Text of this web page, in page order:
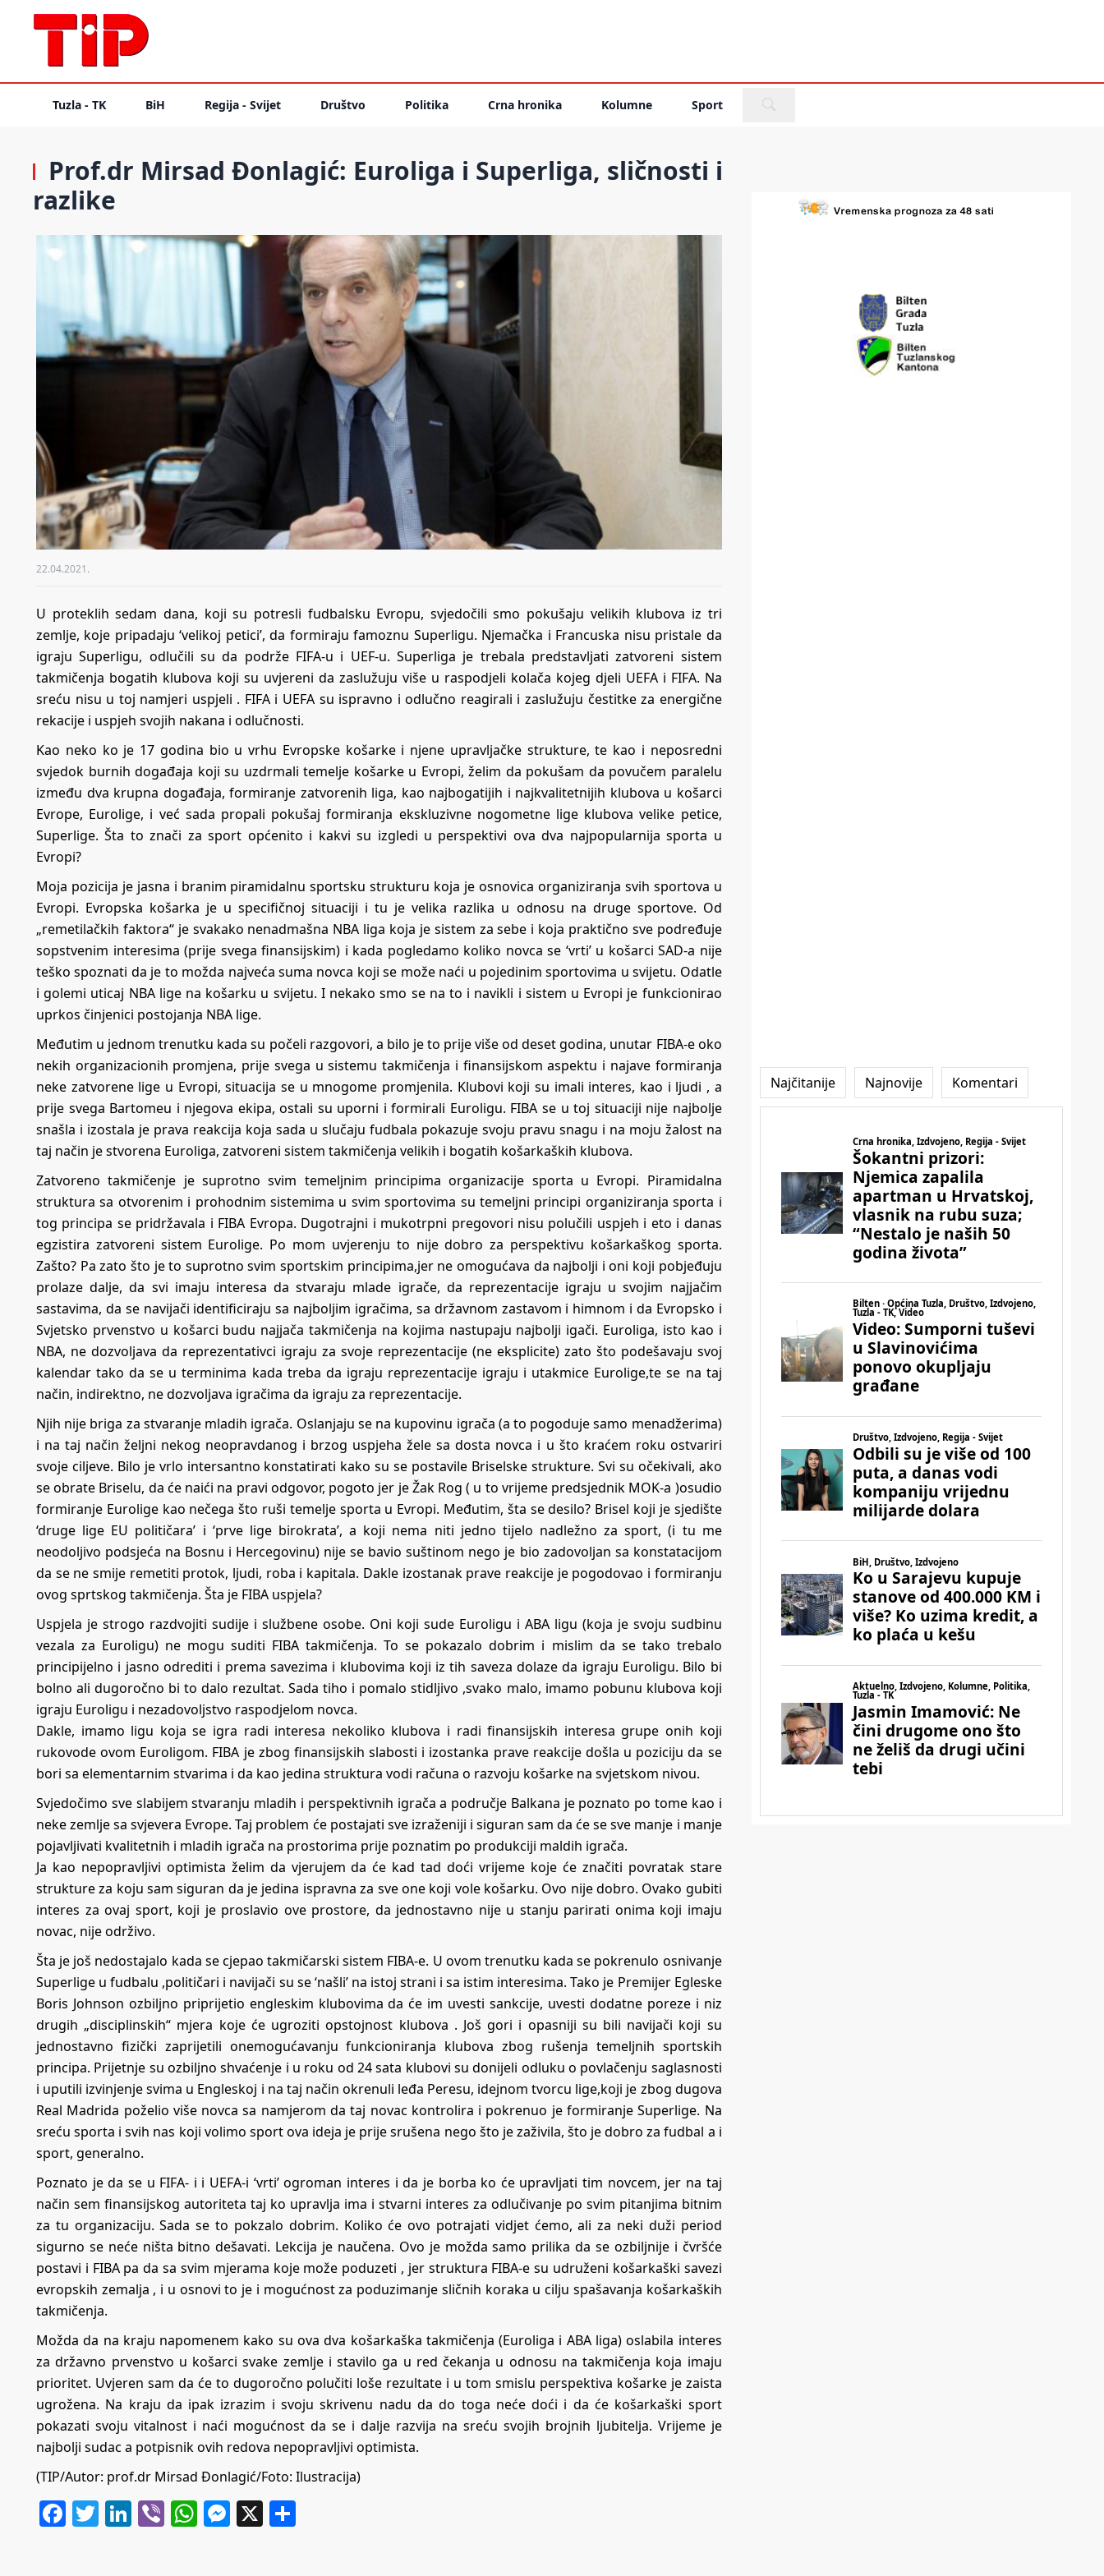
Tuzla - TK BiH Regija - Svijet Društvo Politika Crna hronika Kolumne Sport
Prof.dr Mirsad Đonlagić: Euroliga i Superliga, sličnosti i
razlike
22.04.2021.
U proteklih sedam dana, koji su potresli fudbalsku Evropu, svjedočili smo pokušaju velikih klubova iz tri
zemlje, koje pripadaju ‘velikoj petici’, da formiraju famoznu Superligu. Njemačka i Francuska nisu pristale da
igraju Superligu, odlučili su da podrže FIFA-u i UEF-u. Superliga je trebala predstavljati zatvoreni sistem
takmičenja bogatih klubova koji su uvjereni da zaslužuju više u raspodjeli kolača kojeg djeli UEFA i FIFA. Na
sreću nisu u toj namjeri uspjeli . FIFA i UEFA su ispravno i odlučno reagirali i zaslužuju čestitke za energične
rekacije i uspjeh svojih nakana i odlučnosti.
Kao neko ko je 17 godina bio u vrhu Evropske košarke i njene upravljačke strukture, te kao i neposredni
svjedok burnih događaja koji su uzdrmali temelje košarke u Evropi, želim da pokušam da povučem paralelu
između dva krupna događaja, formiranje zatvorenih liga, kao najbogatijih i najkvalitetnijih klubova u košarci
Evrope, Eurolige, i već sada propali pokušaj formiranja ekskluzivne nogometne lige klubova velike petice,
Superlige. Šta to znači za sport općenito i kakvi su izgledi u perspektivi ova dva najpopularnija sporta u
Evropi?
Moja pozicija je jasna i branim piramidalnu sportsku strukturu koja je osnovica organiziranja svih sportova u
Evropi. Evropska košarka je u specifičnoj situaciji i tu je velika razlika u odnosu na druge sportove. Od
„remetilačkih faktora“ je svakako nenadmašna NBA liga koja je sistem za sebe i koja praktično sve podređuje
sopstvenim interesima (prije svega finansijskim) i kada pogledamo koliko novca se ‘vrti’ u košarci SAD-a nije
teško spoznati da je to možda najveća suma novca koji se može naći u pojedinim sportovima u svijetu. Odatle
i golemi uticaj NBA lige na košarku u svijetu. I nekako smo se na to i navikli i sistem u Evropi je funkcionirao
uprkos činjenici postojanja NBA lige.
Međutim u jednom trenutku kada su počeli razgovori, a bilo je to prije više od deset godina, unutar FIBA-e oko
nekih organizacionih promjena, prije svega u sistemu takmičenja i finansijskom aspektu i najave formiranja
neke zatvorene lige u Evropi, situacija se u mnogome promjenila. Klubovi koji su imali interes, kao i ljudi , a
prije svega Bartomeu i njegova ekipa, ostali su uporni i formirali Euroligu. FIBA se u toj situaciji nije najbolje
snašla i izostala je prava reakcija koja sada u slučaju fudbala pokazuje svoju pravu snagu i na moju žalost na
taj način je stvorena Euroliga, zatvoreni sistem takmičenja velikih i bogatih košarkaških klubova.
Zatvoreno takmičenje je suprotno svim temeljnim principima organizacije sporta u Evropi. Piramidalna
struktura sa otvorenim i prohodnim sistemima u svim sportovima su temeljni principi organiziranja sporta i
tog principa se pridržavala i FIBA Evropa. Dugotrajni i mukotrpni pregovori nisu polučili uspjeh i eto i danas
egzistira zatvoreni sistem Eurolige. Po mom uvjerenju to nije dobro za perspektivu košarkaškog sporta.
Zašto? Pa zato što je to suprotno svim sportskim principima,jer ne omogućava da najbolji i oni koji pobjeđuju
prolaze dalje, da svi imaju interesa da stvaraju mlade igrače, da reprezentacije igraju u svojim najjačim
sastavima, da se navijači identificiraju sa najboljim igračima, sa državnom zastavom i himnom i da Evropsko i
Svjetsko prvenstvo u košarci budu najjača takmičenja na kojima nastupaju najbolji igači. Euroliga, isto kao i
NBA, ne dozvoljava da reprezentativci igraju za svoje reprezentacije (ne eksplicite) zato što podešavaju svoj
kalendar tako da se u terminima kada treba da igraju reprezentacije igraju i utakmice Eurolige,te se na taj
način, indirektno, ne dozvoljava igračima da igraju za reprezentacije.
Njih nije briga za stvaranje mladih igrača. Oslanjaju se na kupovinu igrača (a to pogoduje samo menadžerima)
i na taj način željni nekog neopravdanog i brzog uspjeha žele sa dosta novca i u što kraćem roku ostvariri
svoje ciljeve. Bilo je vrlo intersantno konstatirati kako su se postavile Briselske strukture. Svi su očekivali, ako
se obrate Briselu, da će naići na pravi odgovor, pogoto jer je Žak Rog ( u to vrijeme predsjednik MOK-a )osudio
formiranje Eurolige kao nečega što ruši temelje sporta u Evropi. Međutim, šta se desilo? Brisel koji je sjedište
‘druge lige EU političara’ i ‘prve lige birokrata’, a koji nema niti jedno tijelo nadležno za sport, (i tu me
neodoljivo podsjeća na Bosnu i Hercegovinu) nije se bavio suštinom nego je bio zadovoljan sa konstatacijom
da se ne smije remetiti protok, ljudi, roba i kapitala. Dakle izostanak prave reakcije je pogodovao i formiranju
ovog sprtskog takmičenja. Šta je FIBA uspjela?
Uspjela je strogo razdvojiti sudije i službene osobe. Oni koji sude Euroligu i ABA ligu (koja je svoju sudbinu
vezala za Euroligu) ne mogu suditi FIBA takmičenja. To se pokazalo dobrim i mislim da se tako trebalo
principijelno i jasno odrediti i prema savezima i klubovima koji iz tih saveza dolaze da igraju Euroligu. Bilo bi
bolno ali dugoročno bi to dalo rezultat. Sada tiho i pomalo stidljivo ,svako malo, imamo pobunu klubova koji
igraju Euroligu i nezadovoljstvo raspodjelom novca.
Dakle, imamo ligu koja se igra radi interesa nekoliko klubova i radi finansijskih interesa grupe onih koji
rukovode ovom Euroligom. FIBA je zbog finansijskih slabosti i izostanka prave reakcije došla u poziciju da se
bori sa elementarnim stvarima i da kao jedina struktura vodi računa o razvoju košarke na svjetskom nivou.
Svjedočimo sve slabijem stvaranju mladih i perspektivnih igrača a područje Balkana je poznato po tome kao i
neke zemlje sa svjevera Evrope. Taj problem će postajati sve izraženiji i siguran sam da će se sve manje i manje
pojavljivati kvalitetnih i mladih igrača na prostorima prije poznatim po produkciji maldih igrača.
Ja kao nepopravljivi optimista želim da vjerujem da će kad tad doći vrijeme koje će značiti povratak stare
strukture za koju sam siguran da je jedina ispravna za sve one koji vole košarku. Ovo nije dobro. Ovako gubiti
interes za ovaj sport, koji je proslavio ove prostore, da jednostavno nije u stanju parirati onima koji imaju
novac, nije održivo.
Šta je još nedostajalo kada se cjepao takmičarski sistem FIBA-e. U ovom trenutku kada se pokrenulo osnivanje
Superlige u fudbalu ,političari i navijači su se ‘našli’ na istoj strani i sa istim interesima. Tako je Premijer Egleske
Boris Johnson ozbiljno priprijetio engleskim klubovima da će im uvesti sankcije, uvesti dodatne poreze i niz
drugih „disciplinskih“ mjera koje će ugroziti opstojnost klubova . Još gori i opasniji su bili navijači koji su
jednostavno fizički zaprijetili onemogućavanju funkcioniranja klubova zbog rušenja temeljnih sportskih
principa. Prijetnje su ozbiljno shvaćenje i u roku od 24 sata klubovi su donijeli odluku o povlačenju saglasnosti
i uputili izvinjenje svima u Engleskoj i na taj način okrenuli leđa Peresu, idejnom tvorcu lige,koji je zbog dugova
Real Madrida poželio više novca sa namjerom da taj novac kontrolira i pokrenuo je formiranje Superlige. Na
sreću sporta i svih nas koji volimo sport ova ideja je prije srušena nego što je zaživila, što je dobro za fudbal a i
sport, generalno.
Poznato je da se u FIFA- i i UEFA-i ‘vrti’ ogroman interes i da je borba ko će upravljati tim novcem, jer na taj
način sem finansijskog autoriteta taj ko upravlja ima i stvarni interes za odlučivanje po svim pitanjima bitnim
za tu organizaciju. Sada se to pokzalo dobrim. Koliko će ovo potrajati vidjet ćemo, ali za neki duži period
sigurno se neće ništa bitno dešavati. Lekcija je naučena. Ovo je možda samo prilika da se ozbiljnije i čvršće
postavi i FIBA pa da sa svim mjerama koje može poduzeti , jer struktura FIBA-e su udruženi košarkaški savezi
evropskih zemalja , i u osnovi to je i mogućnost za poduzimanje sličnih koraka u cilju spašavanja košarkaških
takmičenja.
Možda da na kraju napomenem kako su ova dva košarkaška takmičenja (Euroliga i ABA liga) oslabila interes
za državno prvenstvo u košarci svake zemlje i stavilo ga u red čekanja u odnosu na takmičenja koja imaju
prioritet. Uvjeren sam da će to dugoročno polučiti loše rezultate i u tom smislu perspektiva košarke je zaista
ugrožena. Na kraju da ipak izrazim i svoju skrivenu nadu da do toga neće doći i da će košarkaški sport
pokazati svoju vitalnost i naći mogućnost da se i dalje razvija na sreću svojih brojnih ljubitelja. Vrijeme je
najbolji sudac a potpisnik ovih redova nepopravljivi optimista.
(TIP/Autor: prof.dr Mirsad Đonlagić/Foto: Ilustracija)
Facebook
Twitter
LinkedIn
ViberWhatsApp
Messenger
X
Najčitanije Najnovije Komentari